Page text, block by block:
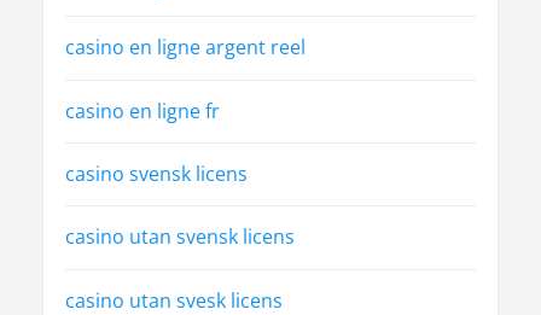
casino en ligne argent reel
casino en ligne fr
casino svensk licens
casino utan svensk licens
casino utan svesk licens